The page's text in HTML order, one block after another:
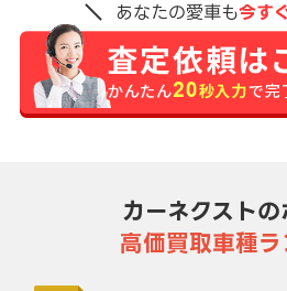
あなたの愛車も今す
カーネクストの
高価買取車種